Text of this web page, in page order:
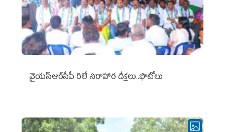
వైయ‌స్ఆర్‌సీపీ రిలే నిరాహార దీక్షలు..ఫొటోలు